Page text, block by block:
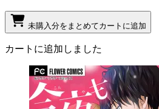
未購入分をまとめてカートに追加
カートに追加しました